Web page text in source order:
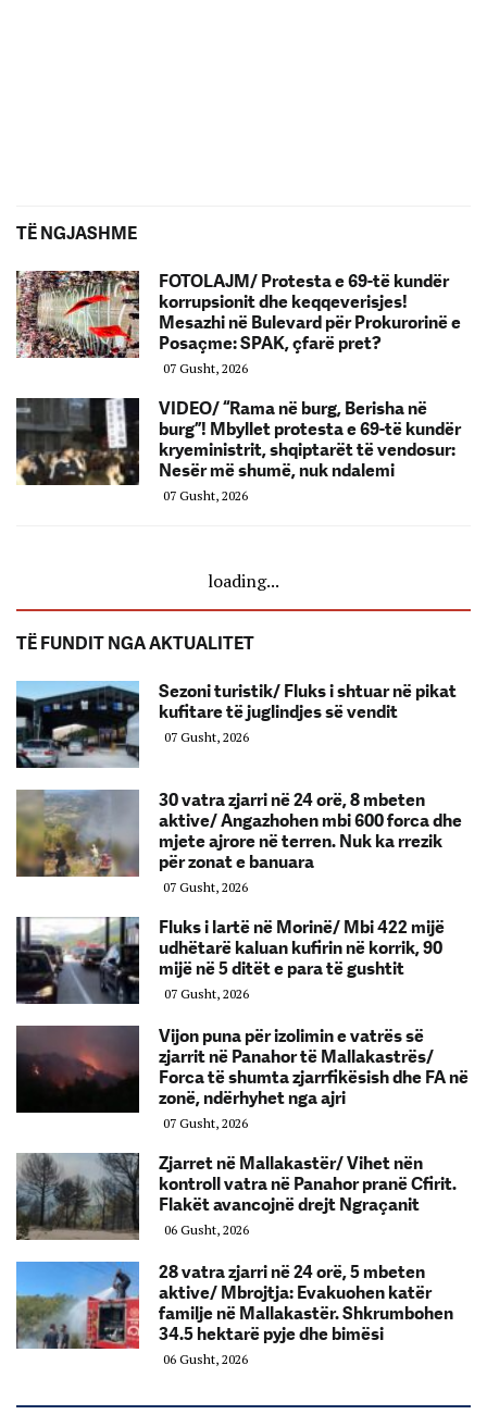
TË NGJASHME
FOTOLAJM/ Protesta e 69-të kundër
korrupsionit dhe keqqeverisjes!
Mesazhi në Bulevard për Prokurorinë e
Posaçme: SPAK, çfarë pret?
07 Gusht, 2026
VIDEO/ “Rama në burg, Berisha në
burg”! Mbyllet protesta e 69-të kundër
kryeministrit, shqiptarët të vendosur:
Nesër më shumë, nuk ndalemi
07 Gusht, 2026
loading...
TË FUNDIT NGA AKTUALITET
Sezoni turistik/ Fluks i shtuar në pikat
kufitare të juglindjes së vendit
07 Gusht, 2026
30 vatra zjarri në 24 orë, 8 mbeten
aktive/ Angazhohen mbi 600 forca dhe
mjete ajrore në terren. Nuk ka rrezik
për zonat e banuara
07 Gusht, 2026
Fluks i lartë në Morinë/ Mbi 422 mijë
udhëtarë kaluan kufirin në korrik, 90
mijë në 5 ditët e para të gushtit
07 Gusht, 2026
Vijon puna për izolimin e vatrës së
zjarrit në Panahor të Mallakastrës/
Forca të shumta zjarrfikësish dhe FA në
zonë, ndërhyhet nga ajri
07 Gusht, 2026
Zjarret në Mallakastër/ Vihet nën
kontroll vatra në Panahor pranë Cfirit.
Flakët avancojnë drejt Ngraçanit
06 Gusht, 2026
28 vatra zjarri në 24 orë, 5 mbeten
aktive/ Mbrojtja: Evakuohen katër
familje në Mallakastër. Shkrumbohen
34.5 hektarë pyje dhe bimësi
06 Gusht, 2026